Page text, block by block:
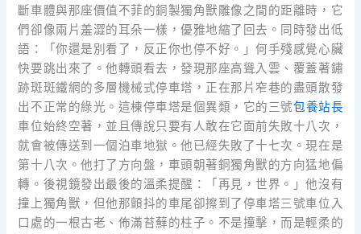
斷車體與那座價值不菲的銅製獨角獸雕像之間的距離時，它
們卻像兩片羞澀的耳朵一樣，優雅地縮了回去。同時發出低
語：「你還是別看了，反正你也停不好。」何手殘感覺心臟
快要跳出來了。他轉頭看去，發現那座高聳入雲、覆蓋著鏽
跡斑斑鐵網的多層機械式停車塔，正在那片窄巷的盡頭散發
出不正常的綠光。這棟停車塔是個異類，它的三號包養站長
車位始終空著，並且傳說只要有人敢在它面前失敗十八次，
就會被傳送到一個泊車地獄。他已經失敗了十七次。現在是
第十八次。他打了方向盤，車頭朝著銅獨角獸的方向猛地偏
轉。後視鏡發出最後的溫柔提醒：「再見，世界。」他沒有
撞上獨角獸，但他那顫抖的車尾卻擦到了停車塔三號車位入
口處的一根古老、佈滿苔蘚的柱子。不是撞擊，而是輕柔的